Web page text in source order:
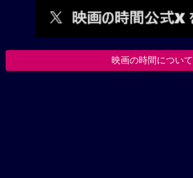
映画の時間について